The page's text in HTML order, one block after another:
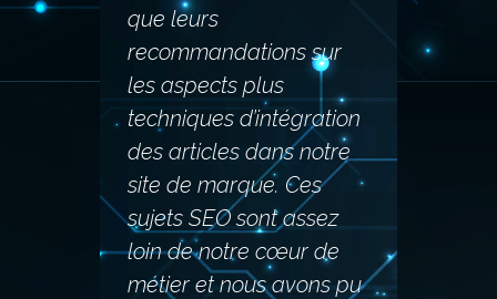
que leurs
recommandations sur
les aspects plus
techniques d’intégration
des articles dans notre
site de marque. Ces
sujets SEO sont assez
loin de notre cœur de
métier et nous avons pu